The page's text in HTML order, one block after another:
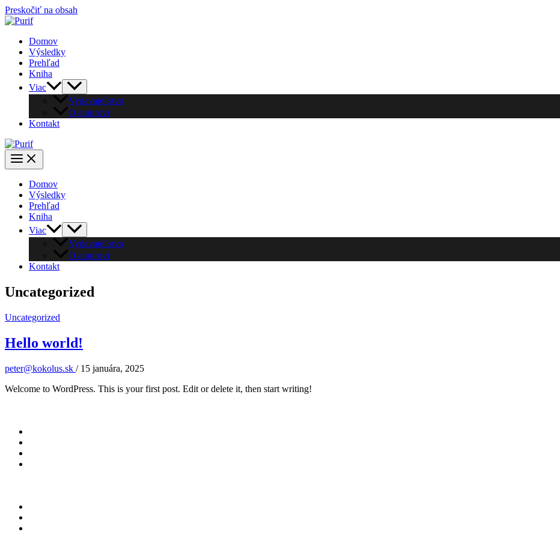
Preskočiť na obsah
Domov
Výsledky
Prehľad
Kniha
Viac
Vydavateľstvo
O autorovi
Kontakt
Domov
Výsledky
Prehľad
Kniha
Viac
Vydavateľstvo
O autorovi
Kontakt
Uncategorized
Uncategorized
Hello world!
peter@kokolus.sk / 15 januára, 2025
Welcome to WordPress. This is your first post. Edit or delete it, then start writing!